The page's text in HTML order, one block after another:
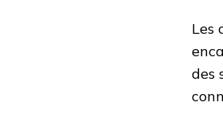
Les
des